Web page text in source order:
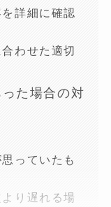
詳細に確認
わせた適切
た場合の対
っていたも
り遅れる場